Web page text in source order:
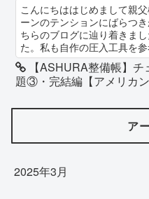
こんにちははじめまして親
ーンのテンションにばらつ
ちらのブログに辿り着きま
た。私も自作の圧入工具を
【ASHURA整備帳】
題③・完結編【アメリカ
ア
2025年3月